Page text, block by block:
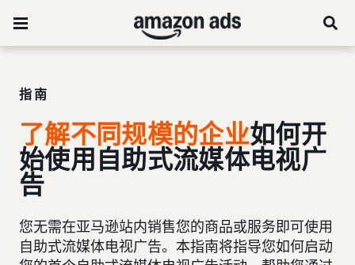
指南
了解不同规模的企业如何开
始使用自助式流媒体电视广
告
您无需在亚马逊站内销售您的商品或服务即可使用
自助式流媒体电视广告。本指南将指导您如何启动